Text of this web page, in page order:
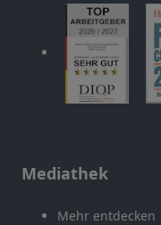
Mediathek
Mehr entdecken